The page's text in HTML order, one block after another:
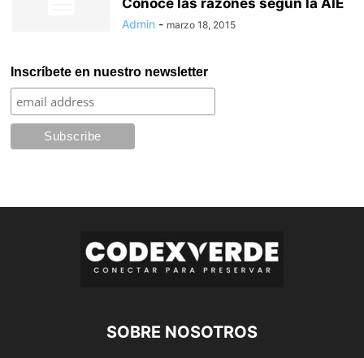
Conoce las razones según la AIE
Admin - marzo 18, 2015
Inscríbete en nuestro newsletter
SOBRE NOSOTROS